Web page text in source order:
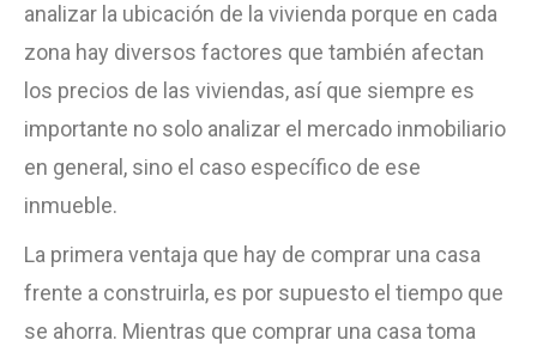
analizar la ubicación de la vivienda porque en cada
zona hay diversos factores que también afectan
los precios de las viviendas, así que siempre es
importante no solo analizar el mercado inmobiliario
en general, sino el caso específico de ese
inmueble.
La primera ventaja que hay de comprar una casa
frente a construirla, es por supuesto el tiempo que
se ahorra. Mientras que comprar una casa toma